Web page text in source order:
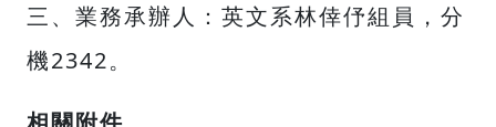
三、業務承辦人：英文系林倖伃組員，分
機2342。